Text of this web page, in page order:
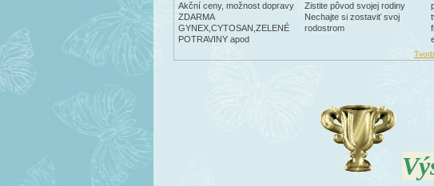
Akční ceny, možnost dopravy
ZDARMA
GYNEX,CYTOSAN,ZELENÉ
POTRAVINY apod
Zistite pôvod svojej rodiny
Nechajte si zostaviť svoj
rodostrom